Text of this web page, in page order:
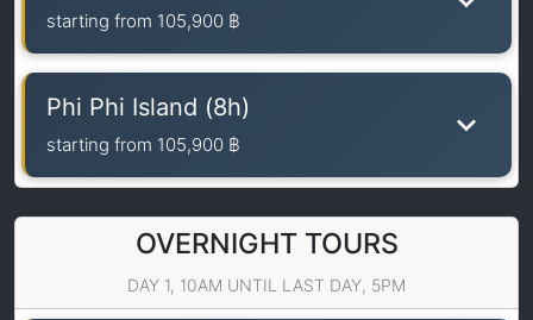
starting from 105,900 ฿
Phi Phi Island (8h)
starting from 105,900 ฿
OVERNIGHT TOURS
DAY 1, 10AM UNTIL LAST DAY, 5PM